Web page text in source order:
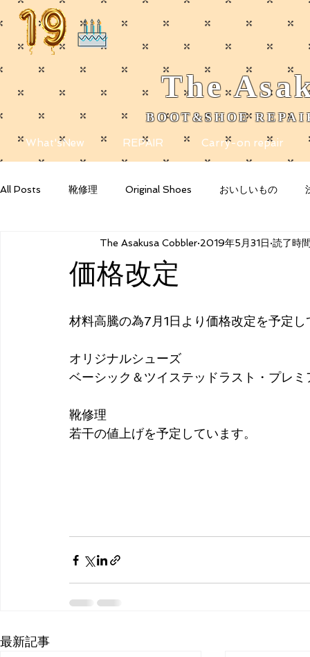
The
​BOOT&SHOE
What'sNew REPAIR Carry-on repair
All Posts 靴修理 Original Shoes おいしいもの
Your Community Blogging Tips
価格改定
The Asakusa Cobbler 2019年5月31日 読了時
材料高騰の為7月1日より価格改定を予定し
オリジナルシューズ
ベーシック＆ツイステッドラスト・プレ
靴修理
若干の値上げを予定しています。
最新記事